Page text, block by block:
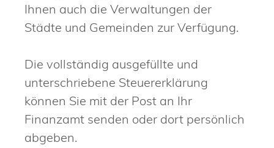
Ihnen auch die Verwaltungen der
Städte und Gemeinden zur Verfügung.
Die vollständig ausgefüllte und
unterschriebene Steuererklärung
können Sie mit der Post an Ihr
Finanzamt senden oder dort persönlich
abgeben.